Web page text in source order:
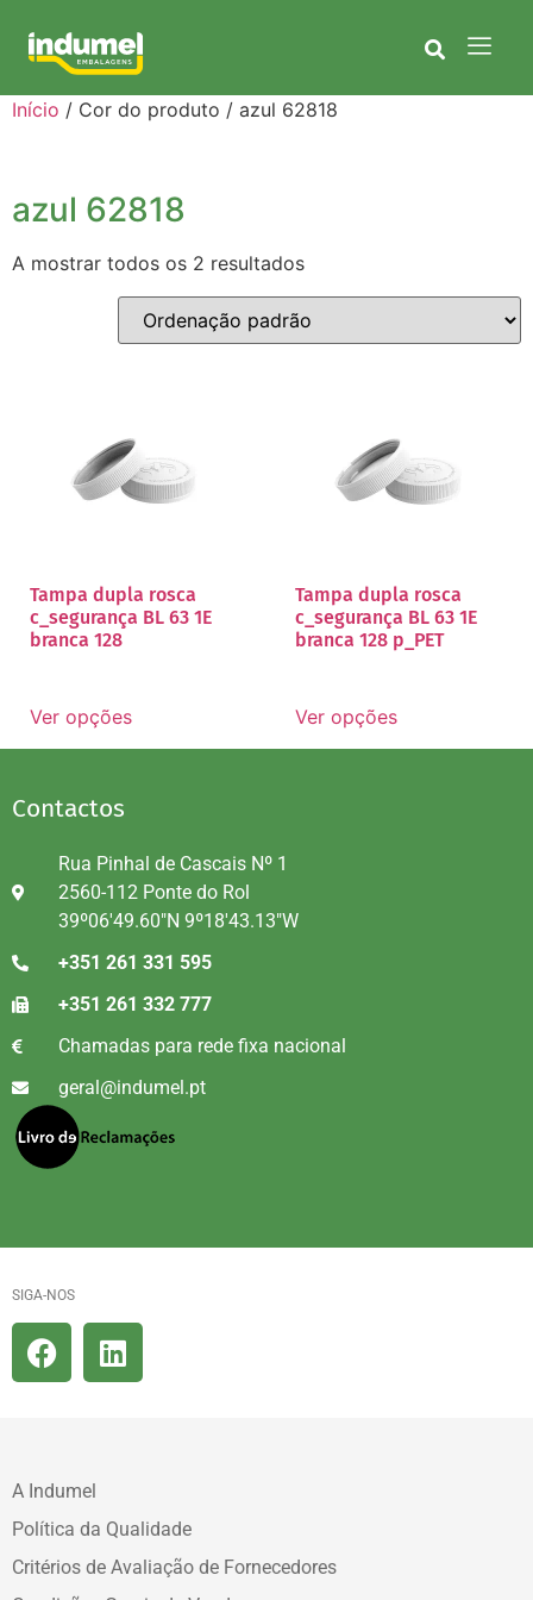
Início / Cor do produto / azul 62818
azul 62818
A mostrar todos os 2 resultados
Tampa dupla rosca
c_segurança BL 63 1E
branca 128
Ver opções
Tampa dupla rosca
c_segurança BL 63 1E
branca 128 p_PET
Ver opções
Contactos
Rua Pinhal de Cascais Nº 1
2560-112 Ponte do Rol
39º06'49.60"N 9º18'43.13"W
+351 261 331 595
+351 261 332 777
Chamadas para rede fixa nacional
geral@indumel.pt
SIGA-NOS
A Indumel
Política da Qualidade
Critérios de Avaliação de Fornecedores